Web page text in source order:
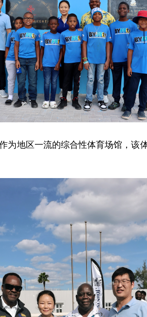
为地区一流的综合性体育场馆，该